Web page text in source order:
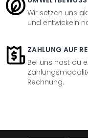
Wir setzen uns
und entwickeln
ZAHLUNG AUF
Bei uns hast du
Rechnung.